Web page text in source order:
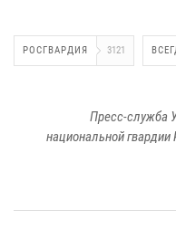
РОСГВАРДИЯ 3121
Пресс-служба
национальной